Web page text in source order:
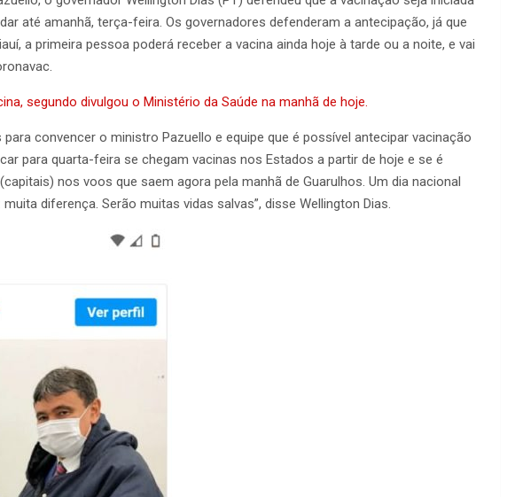
até amanhã, terça-feira. Os governadores defenderam a antecipação, já que
a primeira pessoa poderá receber a vacina ainda hoje à tarde ou a noite, e vai
segundo divulgou o Ministério da Saúde na manhã de hoje.
convencer o ministro Pazuello e equipe que é possível antecipar vacinação
para quarta-feira se chegam vacinas nos Estados a partir de hoje e se é
nos voos que saem agora pela manhã de Guarulhos. Um dia nacional
diferença. Serão muitas vidas salvas”, disse Wellington Dias.